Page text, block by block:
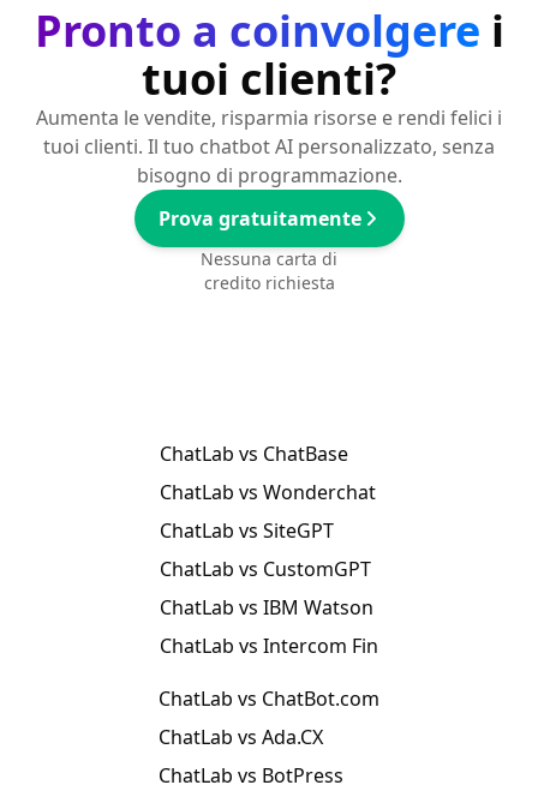
Pronto a coinvolgere i
tuoi clienti?
Aumenta le vendite, risparmia risorse e rendi felici i
tuoi clienti. Il tuo chatbot AI personalizzato, senza
bisogno di programmazione.
Prova gratuitamente
Nessuna carta di
credito richiesta
ChatLab vs ChatBase
ChatLab vs Wonderchat
ChatLab vs SiteGPT
ChatLab vs CustomGPT
ChatLab vs IBM Watson
ChatLab vs Intercom Fin
ChatLab vs ChatBot.com
ChatLab vs Ada.CX
ChatLab vs BotPress